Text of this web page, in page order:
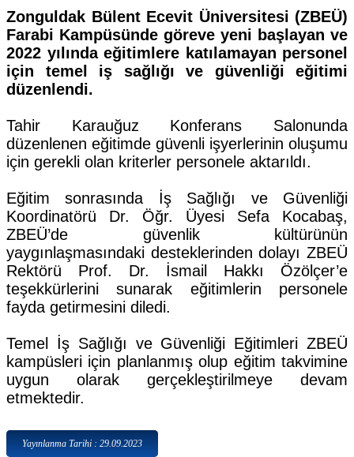
Zonguldak Bülent Ecevit Üniversitesi (ZBEÜ)
Farabi Kampüsünde göreve yeni başlayan ve
2022 yılında eğitimlere katılamayan personel
için temel iş sağlığı ve güvenliği eğitimi
düzenlendi.
Tahir Karauğuz Konferans Salonunda
düzenlenen eğitimde güvenli işyerlerinin oluşumu
için gerekli olan kriterler personele aktarıldı.
Eğitim sonrasında İş Sağlığı ve Güvenliği
Koordinatörü Dr. Öğr. Üyesi Sefa Kocabaş,
ZBEÜ’de güvenlik kültürünün
yaygınlaşmasındaki desteklerinden dolayı ZBEÜ
Rektörü Prof. Dr. İsmail Hakkı Özölçer’e
teşekkürlerini sunarak eğitimlerin personele
fayda getirmesini diledi.
Temel İş Sağlığı ve Güvenliği Eğitimleri ZBEÜ
kampüsleri için planlanmış olup eğitim takvimine
uygun olarak gerçekleştirilmeye devam
etmektedir.
Yayınlanma Tarihi : 29.09.2023